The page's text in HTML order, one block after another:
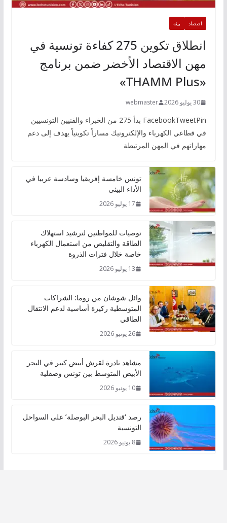
اقتصاد بيئة
انطلاق تكوين 275 كفاءة تونسية في
مهن الاقتصاد الأخضر ضمن برنامج
«THAMM Plus»
30 يوليو 2026 webmaster
FacebookTweetPin بدأ 275 من الخبراء والفنيين التونسيين
في قطاعي الكهرباء والإلكترونيك مساراً تكوينياً يهدف إلى دعم
مهاراتهم في المهن المرتبطة
تونس خامسة إفريقيا وسادسة عربيا في
الأداء البيئي
17 يوليو 2026
توصيات للمواطنين لترشيد استهلاك
الطاقة والتقليص من استعمال الكهرباء
خاصة خلال فترات الذروة
13 يوليو 2026
وائل شوشان من روما: الشراكات
المتوسطية ركيزة أساسية لدعم الانتقال
الطاقي
26 يونيو 2026
مشاهد نادرة لقرش أبيض كبير في البحر
الأبيض المتوسط بين تونس وصقلية
10 يونيو 2026
رصد ‘قنديل البحر البوصلة’ على السواحل
التونسية
8 يونيو 2026